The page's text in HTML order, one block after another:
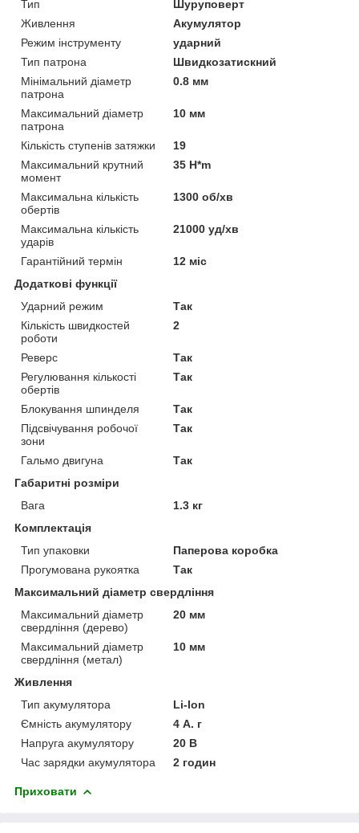
Тип
Шуруповерт
Живлення
Акумулятор
Режим інструменту
ударний
Тип патрона
Швидкозатискний
Мінімальний діаметр
патрона
0.8 мм
Максимальний діаметр
патрона
10 мм
Кількість ступенів затяжки
19
Максимальний крутний
момент
35 H*m
Максимальна кількість
обертів
1300 об/хв
Максимальна кількість
ударів
21000 уд/хв
Гарантійний термін
12 міс
Додаткові функції
Ударний режим
Так
Кількість швидкостей
роботи
2
Реверс
Так
Регулювання кількості
обертів
Так
Блокування шпинделя
Так
Підсвічування робочої
зони
Так
Гальмо двигуна
Так
Габаритні розміри
Вага
1.3 кг
Комплектація
Тип упаковки
Паперова коробка
Прогумована рукоятка
Так
Максимальний діаметр свердління
Максимальний діаметр
свердління (дерево)
20 мм
Максимальний діаметр
свердління (метал)
10 мм
Живлення
Тип акумулятора
Li-Ion
Ємність акумулятору
4 А. г
Напруга акумулятору
20 В
Час зарядки акумулятора
2 годин
Приховати